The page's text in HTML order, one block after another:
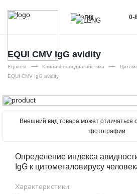
RU
EN
RU
0-
EQUI CMV ІgG avidity
Equitest — Клиническая диагностика —
EQUI CMV ІgG avidity
Внешний вид товара может отличаться
фотографии
Определение индекса
IgG к цитомегаловирусу
Характеристики: